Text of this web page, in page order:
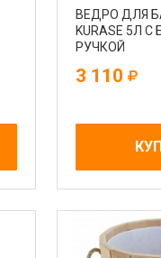
ВЕДРО ДЛЯ
KURASE 5Л
РУЧКОЙ
3 110